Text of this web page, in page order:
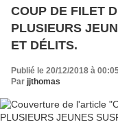
COUP DE FILET
PLUSIEURS
ET DÉLITS.
Publié le 20/12/2018 à
Par jjthomas